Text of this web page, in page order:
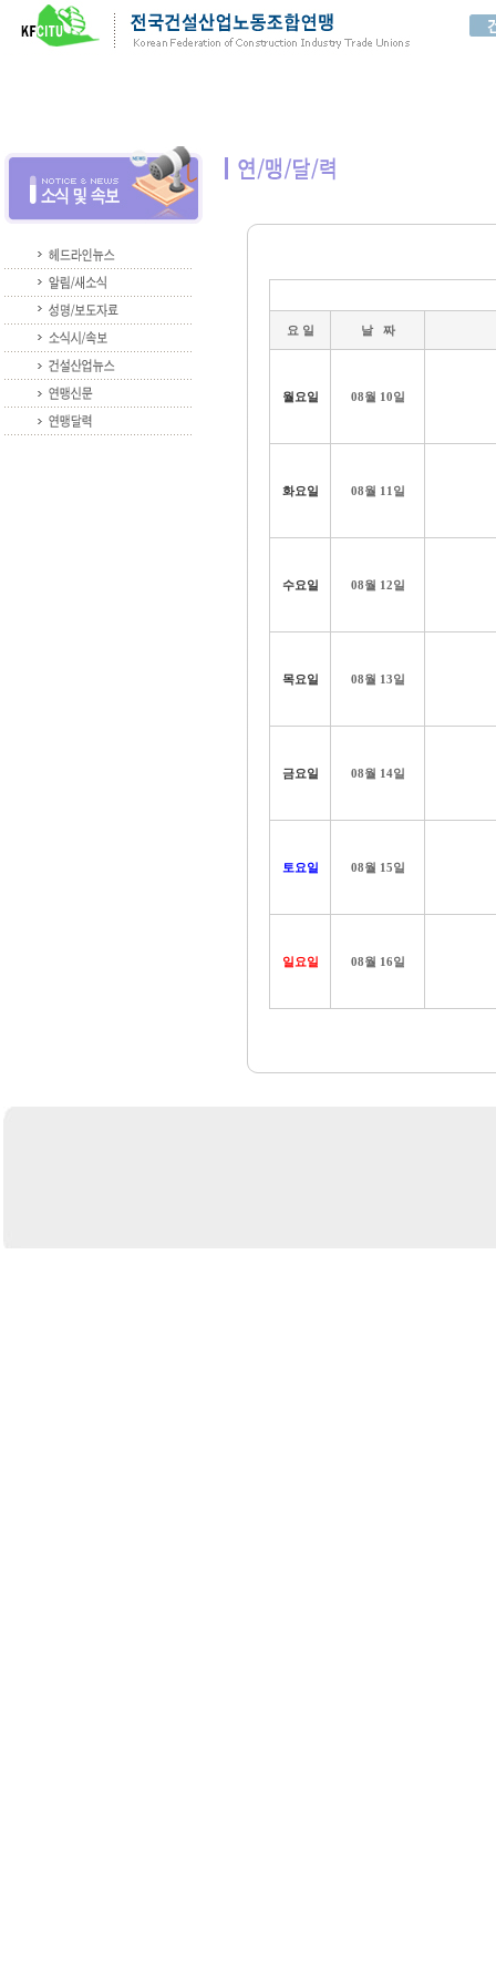
요 일 날 짜
월요일 08월 10일
화요일 08월 11일
수요일 08월 12일
목요일 08월 13일
금요일 08월 14일
토요일 08월 15일
일요일 08월 16일